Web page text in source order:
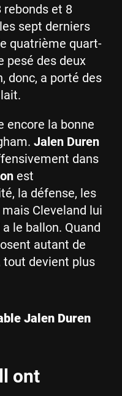
rebonds et 8
sept derniers
quatrième quart-
pesé des deux
donc, a porté des
encore la bonne
Jalen Duren
dans
est
la défense, les
Cleveland lui
le ballon. Quand
autant de
tout devient plus
Jalen Duren
ont